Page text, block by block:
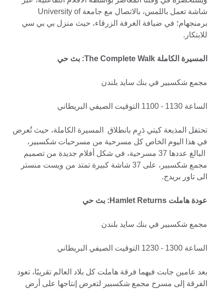
شاشة تعمل باللمس، بالاتصال مع جامعة University of
برمنجهام؛ في ضيافة الغرفة الزرقاء، حيث منزل بي بي سي
للابتكار.
المسيرة الكاملة The Complete Walk: بث حي
مجمع شكسبير في بنك سايد بلندن
الساعة 1130 - 1100 التوقيت الصيفي البريطاني
تحتفل المذيعة كيتي دَرِم بانطلاق المسيرة الكاملة، حيث تُعرض
في هذا اليوم الخاص كل مسرحية من مسرحيات شكسبير،
البالغ عددها 37 مسرحية، في شكل أفلام جديدة من تصميم
مجمع شكسبير، على 37 شاشة كبيرة تمتد من ويست منستر
الى تاور بريدج.
عودة هاملت Hamlet Returns: بث حي
مجمع شكسبير في بنك سايد بلندن
الساعة 1300 - 1230 التوقيت الصيفي البريطاني
بعد عامين جابت فيهما فرقة هاملت كل بلاد العالم تقريبًا، تعود
الفرقة إلى مسرح مجمع شكسبير لتعرض إنتاجها على أرض